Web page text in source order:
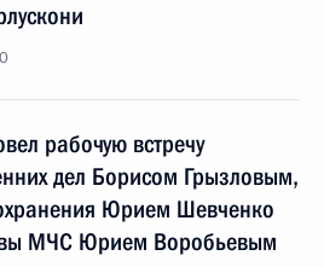
рабочую встречу
дел Борисом Грызловым,
Юрием Шевченко
МЧС Юрием Воробьевым